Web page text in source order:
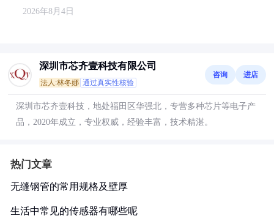
2026年8月4日
深圳市芯齐壹科技有限公司
法人:林冬娜 通过真实性核验
咨询 进店
深圳市芯齐壹科技，地处福田区华强北，专营多种芯片等电子产
品，2020年成立，专业权威，经验丰富，技术精湛。
热门文章
无缝钢管的常用规格及壁厚
生活中常见的传感器有哪些呢